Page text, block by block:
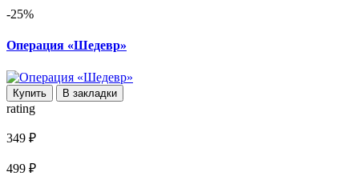
-25%
Операция «Шедевр»
Купить В закладки
rating
349 ₽
499 ₽